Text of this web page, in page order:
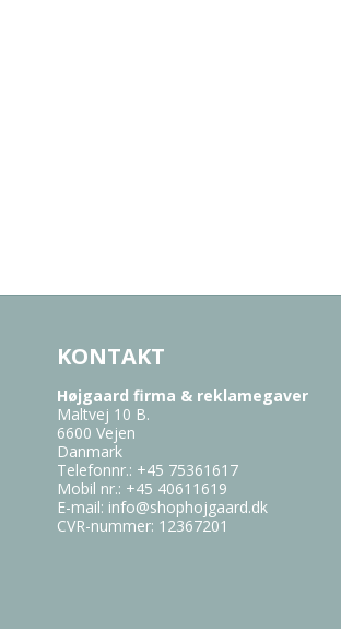
KONTAKT
Højgaard firma & reklamegaver
Maltvej 10 B.
6600 Vejen
Danmark
Telefonnr.: +45 75361617
Mobil nr.: +45 40611619
E-mail: info@shophojgaard.dk
CVR-nummer: 12367201